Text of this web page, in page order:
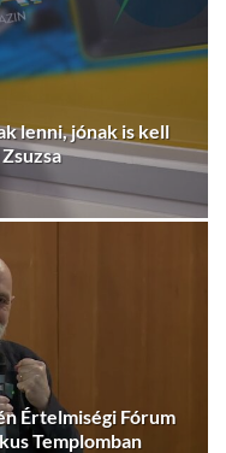
lenni, jónak is kell
Értelmiségi Fórum
Templomban